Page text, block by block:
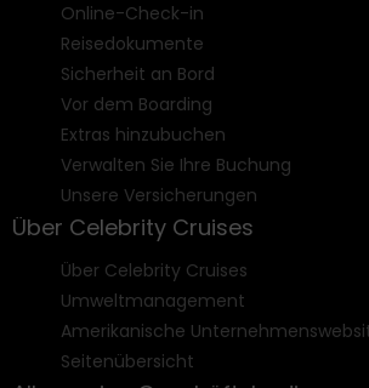
Online-Check-in
Reisedokumente
Sicherheit an Bord
Vor dem Boarding
Extras hinzubuchen
Verwalten Sie Ihre Buchung
Unsere Versicherungen
Über Celebrity Cruises
Über Celebrity Cruises
Umweltmanagement
Amerikanische
Seitenübersicht